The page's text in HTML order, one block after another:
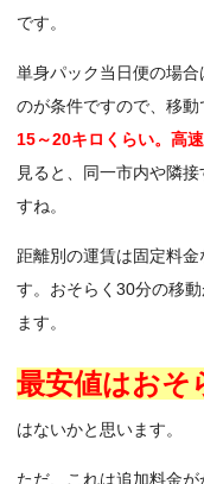
です。
単身パック当日便の場合
のが条件ですので、移動
15～20キロくらい。高
見ると、同一市内や隣
すね。
距離別の運賃は固定料
す。おそらく30分の移
ます。
最安値はおそ
はないかと思います。
ただ、これは追加料金